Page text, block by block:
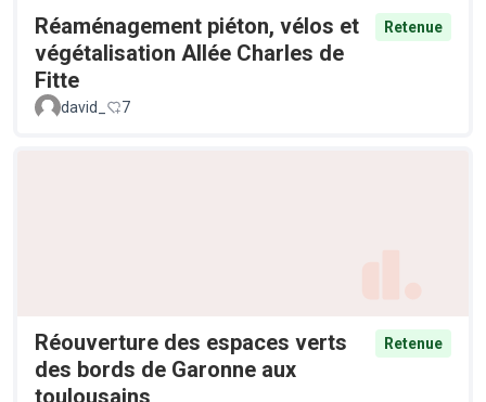
Réaménagement piéton, vélos et
végétalisation Allée Charles de
Fitte
Retenue
david_ 7
Réouverture des espaces verts
des bords de Garonne aux
toulousains
Retenue